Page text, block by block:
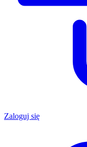
Zaloguj się